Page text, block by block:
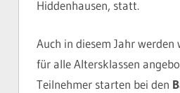
Hiddenhausen, statt.
Auch in diesem Jahr werden
für alle Altersklassen
Teilnehmer starten bei den